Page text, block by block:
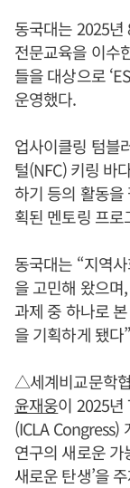
동국대는 2025년
전문교육을 이수
들을 대상으로
운영했다.
업사이클링 텀블
털(NFC) 키링 바
하기 등의 활동을
획된 멘토링 프로
동국대는 “지역
을 고민해 왔으며
과제 중 하나로
을 기획하게 됐다
△세계비교문학
윤재웅이 2025년
(ICLA Congress)
연구의 새로운 가
새로운 탄생’을